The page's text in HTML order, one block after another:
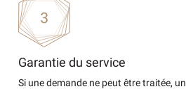
Garantie du service
Si une demande ne peut être traitée, un